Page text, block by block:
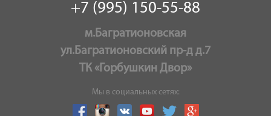
+7 (995) 150-55-88
м.Багратионовская
ул.Багратионовский пр-д д.7
ТК «Горбушкин Двор»
Мы в социальных сетях: